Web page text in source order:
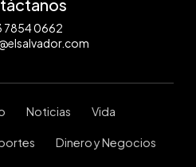
7854 0662
Noticias Vida
Dinero y Negocios